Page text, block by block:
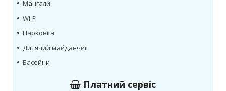
• Мангали
• Wi-Fi
• Парковка
• Дитячий майданчик
• Басейни
Платний сервіс